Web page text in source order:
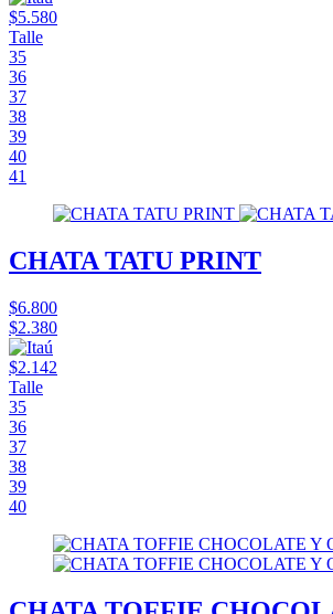
$5.580
Talle
35
36
37
38
39
40
41
CHATA TATU PRINT
$6.800
$2.380
$2.142
Talle
35
36
37
38
39
40